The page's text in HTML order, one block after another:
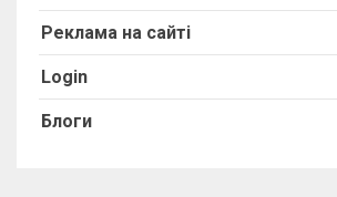
Реклама на сайті
Login
Блоги